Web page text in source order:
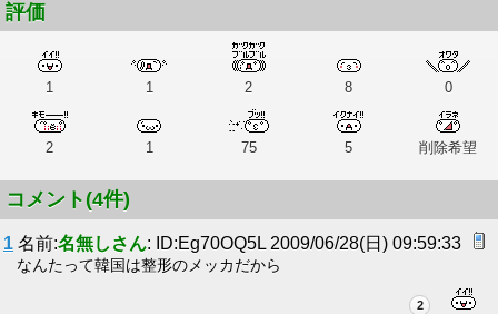
評価
1 1 2 8 0
2 1 75 5 削除希望
コメント(4件)
1 名前:名無しさん: ID:Eg70OQ5L 2009/06/28(日) 09:59:33
なんたって韓国は整形のメッカだから
2